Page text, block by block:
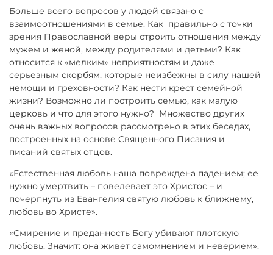
Больше всего вопросов у людей связано с
взаимоотношениями в семье. Как правильно с точки
зрения Православной веры строить отношения между
мужем и женой, между родителями и детьми? Как
относится к «мелким» неприятностям и даже
серьезным скорбям, которые неизбежны в силу нашей
немощи и греховности? Как нести крест семейной
жизни? Возможно ли построить семью, как малую
церковь и что для этого нужно? Множество других
очень важных вопросов рассмотрено в этих беседах,
построенных на основе Священного Писания и
писаний святых отцов.
«Естественная любовь наша повреждена падением; ее
нужно умертвить – повелевает это Христос – и
почерпнуть из Евангелия святую любовь к ближнему,
любовь во Христе».
«Смирение и преданность Богу убивают плотскую
любовь. Значит: она живет самомнением и неверием».